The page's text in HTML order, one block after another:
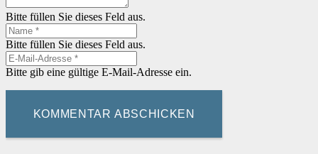
Bitte füllen Sie dieses Feld aus.
Bitte füllen Sie dieses Feld aus.
Bitte gib eine gültige E-Mail-Adresse ein.
KOMMENTAR ABSCHICKEN